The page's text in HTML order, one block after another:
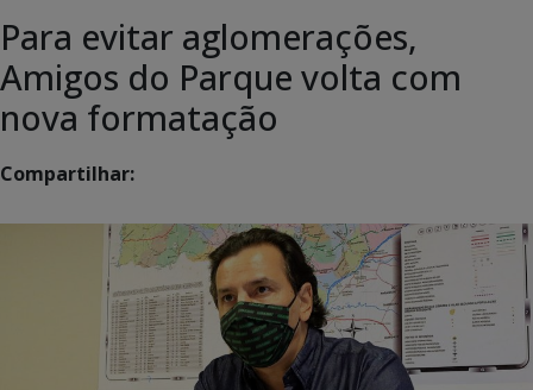
Para evitar aglomerações,
Amigos do Parque volta com
nova formatação
Compartilhar: